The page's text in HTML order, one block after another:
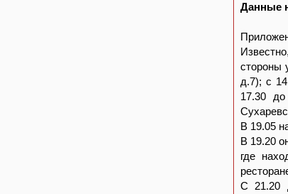
Данные
стороны
д.7); с
17.30
В 19.05
В 19.20
где
С 21.20